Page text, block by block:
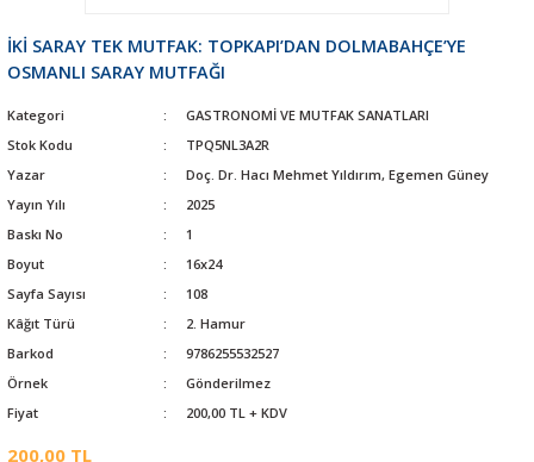
İKİ SARAY TEK MUTFAK: TOPKAPI’DAN DOLMABAHÇE’YE
OSMANLI SARAY MUTFAĞI
Kategori
GASTRONOMİ VE MUTFAK SANATLARI
Stok Kodu
TPQ5NL3A2R
Yazar
Doç. Dr. Hacı Mehmet Yıldırım, Egemen Güney
Yayın Yılı
2025
Baskı No
1
Boyut
16x24
Sayfa Sayısı
108
Kâğıt Türü
2. Hamur
Barkod
9786255532527
Örnek
Gönderilmez
Fiyat
200,00 TL + KDV
200,00 TL